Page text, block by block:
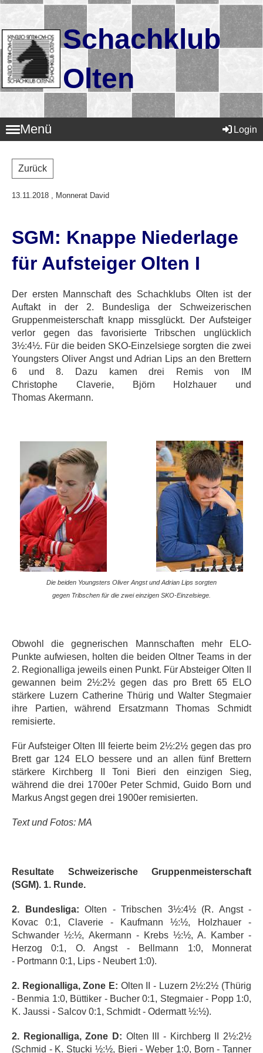
Schachklub
Olten
Menü Login
Zurück
13.11.2018 , Monnerat David
SGM: Knappe Niederlage
für Aufsteiger Olten I
Der ersten Mannschaft des Schachklubs Olten ist der
Auftakt in der 2. Bundesliga der Schweizerischen
Gruppenmeisterschaft knapp missglückt. Der Aufsteiger
verlor gegen das favorisierte Tribschen unglücklich
3½:4½. Für die beiden SKO-Einzelsiege sorgten die zwei
Youngsters Oliver Angst und Adrian Lips an den Brettern
6 und 8. Dazu kamen drei Remis von IM
Christophe Claverie, Björn Holzhauer und
Thomas Akermann.
Die beiden Youngsters Oliver Angst und Adrian Lips sorgten
gegen Tribschen für die zwei einzigen SKO-Einzelsiege.
Obwohl die gegnerischen Mannschaften mehr ELO-
Punkte aufwiesen, holten die beiden Oltner Teams in der
2. Regionalliga jeweils einen Punkt. Für Absteiger Olten II
gewannen beim 2½:2½ gegen das pro Brett 65 ELO
stärkere Luzern Catherine Thürig und Walter Stegmaier
ihre Partien, während Ersatzmann Thomas Schmidt
remisierte.
Für Aufsteiger Olten III feierte beim 2½:2½ gegen das pro
Brett gar 124 ELO bessere und an allen fünf Brettern
stärkere Kirchberg II Toni Bieri den einzigen Sieg,
während die drei 1700er Peter Schmid, Guido Born und
Markus Angst gegen drei 1900er remisierten.
Text und Fotos: MA
Resultate
Schweizerische Gruppenmeisterschaft
(SGM). 1. Runde.
2. Bundesliga: Olten - Tribschen 3½:4½ (R. Angst -
Kovac 0:1, Claverie - Kaufmann ½:½, Holzhauer -
Schwander ½:½, Akermann - Krebs ½:½, A. Kamber -
Herzog 0:1, O. Angst - Bellmann 1:0, Monnerat
- Portmann 0:1, Lips - Neubert 1:0).
2. Regionalliga, Zone E: Olten II - Luzern 2½:2½ (Thürig
- Benmia 1:0, Büttiker - Bucher 0:1, Stegmaier - Popp 1:0,
K. Jaussi - Salcov 0:1, Schmidt - Odermatt ½:½).
2. Regionalliga, Zone D: Olten III - Kirchberg II 2½:2½
(Schmid - K. Stucki ½:½, Bieri - Weber 1:0, Born - Tanner